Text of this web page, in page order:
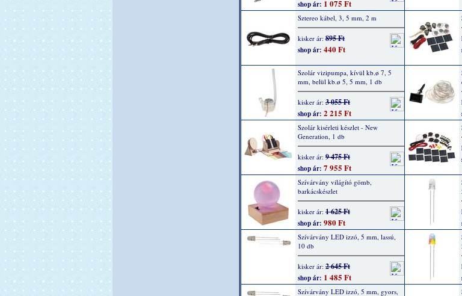
shop ár: 1 075 Ft
Sztereo kábel, 3, 5 mm, 2 m
kisker ár: 895 Ft
shop ár: 440 Ft
Szolár vizipumpa, kívül kb.ø 7, 5
mm, belül kb.ø 5, 5 mm, 1 db
kisker ár: 3 055 Ft
shop ár: 2 215 Ft
Szolár kisérleti készlet - New
Generation, 1 db
kisker ár: 9 475 Ft
shop ár: 7 955 Ft
Szívárvány világító gömb,
barkácskészlet
kisker ár: 1 625 Ft
shop ár: 980 Ft
Szívárvány LED izzó, 5 mm, lassú,
10 db
kisker ár: 2 645 Ft
shop ár: 1 485 Ft
Szívárvány LED izzó, 5 mm, gyors,